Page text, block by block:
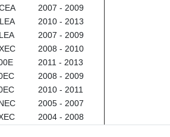
2007 - 2009
2010 - 2013
2007 - 2009
2008 - 2010
2011 - 2013
2008 - 2009
2010 - 2011
2005 - 2007
2004 - 2008